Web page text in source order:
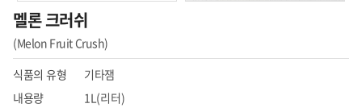
멜론 크러쉬
(Melon Fruit Crush)
식품의 유형
기타잼
내용량
1L(리터)